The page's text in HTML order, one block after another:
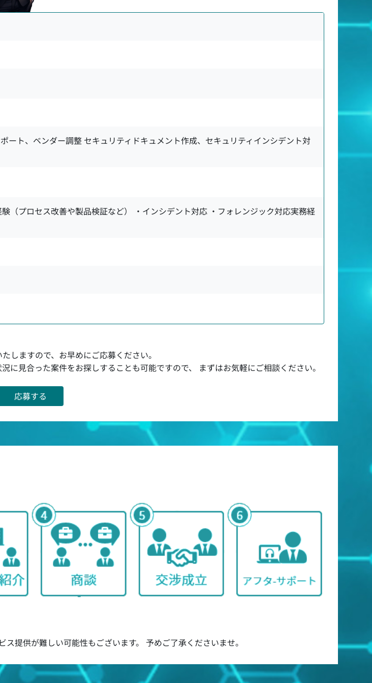
ート、ベンダー調整 セキュリティドキュメント作成、セキュリティインシデント対
（プロセス改善や製品検証など） ・インシデント対応 ・フォレンジック対応実務経
しますので、お早めにご応募ください。
見合った案件をお探しすることも可能ですので、 まずはお気軽にご相談ください。
応募する
提供が難しい可能性もございます。 予めご了承くださいませ。